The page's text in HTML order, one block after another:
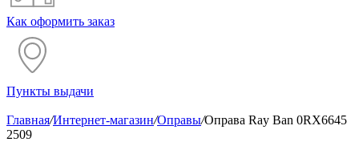
Как оформить заказ
Пункты выдачи
Главная/Интернет-магазин/Оправы/Оправа Ray Ban 0RX6645
2509